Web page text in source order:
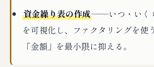
資金繰り表の作成——いつ・いく
を可視化し、ファクタリングを使
「金額」を最小限に抑える。